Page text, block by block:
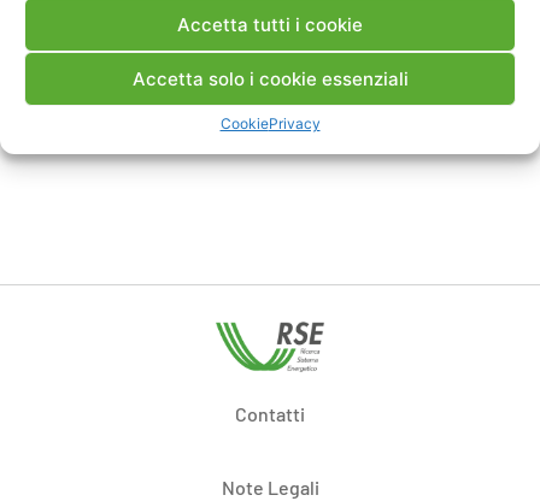
Accetta tutti i cookie
Accetta solo i cookie essenziali
CookiePrivacy
dell’energia nelle zone soggette a fenomeni
Contatti
Note Legali